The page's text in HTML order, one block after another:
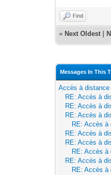
Find
« Next Oldest
Messages In This
Accès à distance
RE: Accès à
RE: Accès à
RE: Accès à
RE: Accès à
RE: Accès à
RE: Accès à
RE: Accès à
RE: Accès à
RE: Accès à